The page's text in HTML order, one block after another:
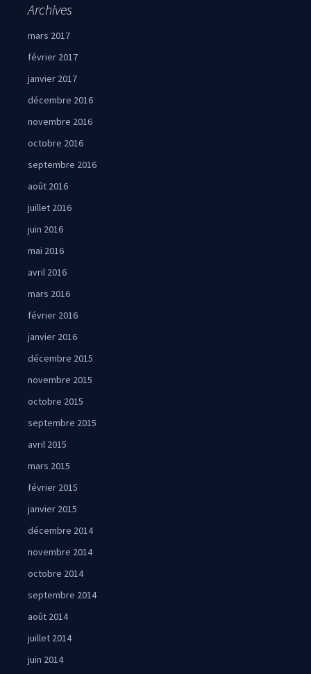
Archives
mars 2017
février 2017
janvier 2017
décembre 2016
novembre 2016
octobre 2016
septembre 2016
août 2016
juillet 2016
juin 2016
mai 2016
avril 2016
mars 2016
février 2016
janvier 2016
décembre 2015
novembre 2015
octobre 2015
septembre 2015
avril 2015
mars 2015
février 2015
janvier 2015
décembre 2014
novembre 2014
octobre 2014
septembre 2014
août 2014
juillet 2014
juin 2014